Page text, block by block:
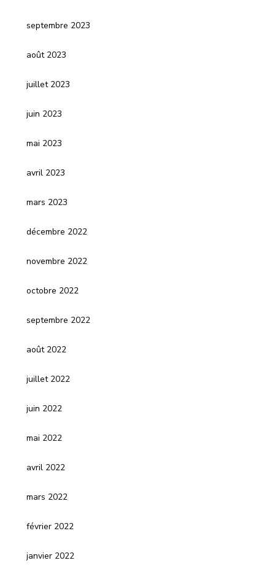
septembre 2023
août 2023
juillet 2023
juin 2023
mai 2023
avril 2023
mars 2023
décembre 2022
novembre 2022
octobre 2022
septembre 2022
août 2022
juillet 2022
juin 2022
mai 2022
avril 2022
mars 2022
février 2022
janvier 2022